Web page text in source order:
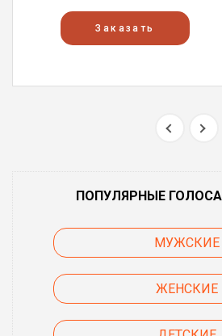
Заказать
ПОПУЛЯРНЫЕ
МУЖСКИЕ
ЖЕНСКИЕ